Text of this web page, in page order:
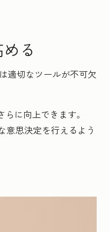
る
適切なツールが不可欠
に向上できます。
意思決定を行えるよう